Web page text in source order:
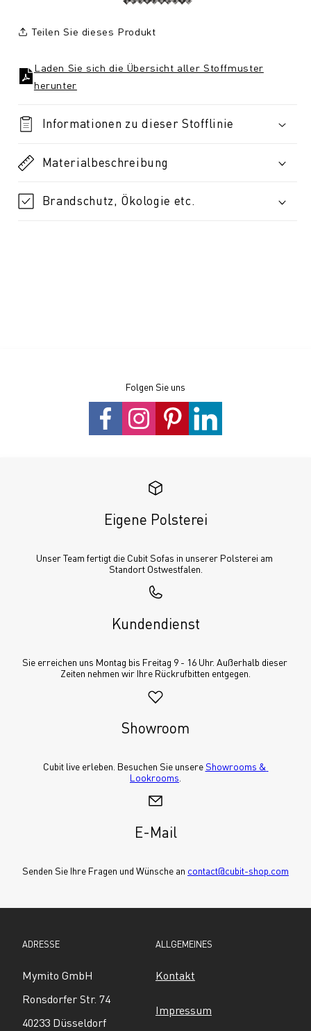
Teilen Sie dieses Produkt
Laden Sie sich die Übersicht aller Stoffmuster
herunter
Informationen zu dieser Stofflinie
Materialbeschreibung
Brandschutz, Ökologie etc.
Folgen Sie uns
Eigene Polsterei
Unser Team fertigt die Cubit Sofas in unserer Polsterei am
Standort Ostwestfalen.
Kundendienst
Sie erreichen uns Montag bis Freitag 9 - 16 Uhr. Außerhalb dieser
Zeiten nehmen wir Ihre Rückrufbitten entgegen.
Showroom
Cubit live erleben. Besuchen Sie unsere Showrooms &
Lookrooms
E-Mail
Senden Sie Ihre Fragen und Wünsche an contact@cubit-shop.com
ADRESSE
Mymito GmbH
Ronsdorfer Str. 74
40233 Düsseldorf
ALLGEMEINES
Kontakt
Impressum